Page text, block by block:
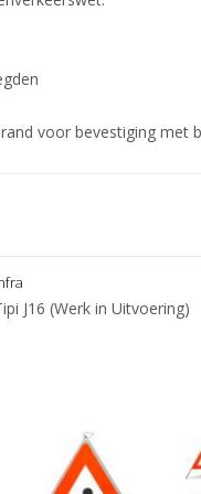
voor bevestiging met
J16 (Werk in Uitvoering)